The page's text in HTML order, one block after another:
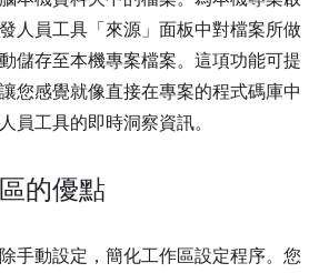
人員工具「來源」 面板中對檔案所做
儲存至本機專案檔案。這項功能可提
您感覺就像直接在專案的程式碼庫中
員工具的即時洞察資訊。
的優點
手動設定，簡化工作區設定程序。您